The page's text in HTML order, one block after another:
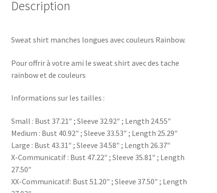
Description
Sweat shirt manches longues avec couleurs Rainbow.
Pour offrir à votre ami le sweat shirt avec des tache
rainbow et de couleurs
Informations sur les tailles :
Small : Bust 37.21″ ; Sleeve 32.92″ ; Length 24.55″
Medium : Bust 40.92″ ; Sleeve 33.53″ ; Length 25.29″
Large : Bust 43.31″ ; Sleeve 34.58″ ; Length 26.37″
X-Communicatif : Bust 47.22″ ; Sleeve 35.81″ ; Length
27.50″
XX-Communicatif: Bust 51.20″ ; Sleeve 37.50″ ; Length